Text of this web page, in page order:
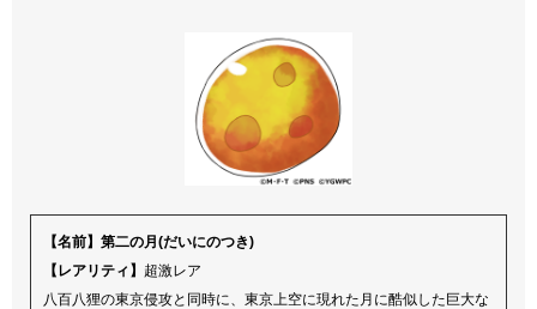
【名前】第二の月(だいにのつき)
【レアリティ】 超激レア
八百八狸の東京侵攻と同時に、東京上空に現れた月に酷似した巨大な